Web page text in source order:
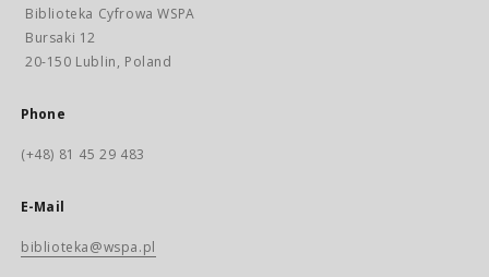
Biblioteka Cyfrowa WSPA
Bursaki 12
20-150 Lublin, Poland
Phone
(+48) 81 45 29 483
E-Mail
biblioteka@wspa.pl